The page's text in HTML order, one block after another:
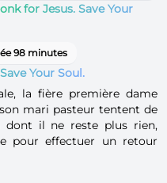
for Jesus. Save Your
98 minutes
Your Soul.
la fière première dame
mari pasteur tentent de
dont il ne reste plus rien,
pour effectuer un retour